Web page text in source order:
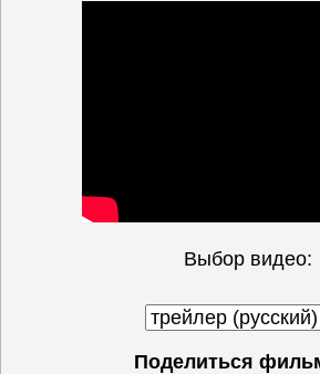
Выбор видео:
Поделиться